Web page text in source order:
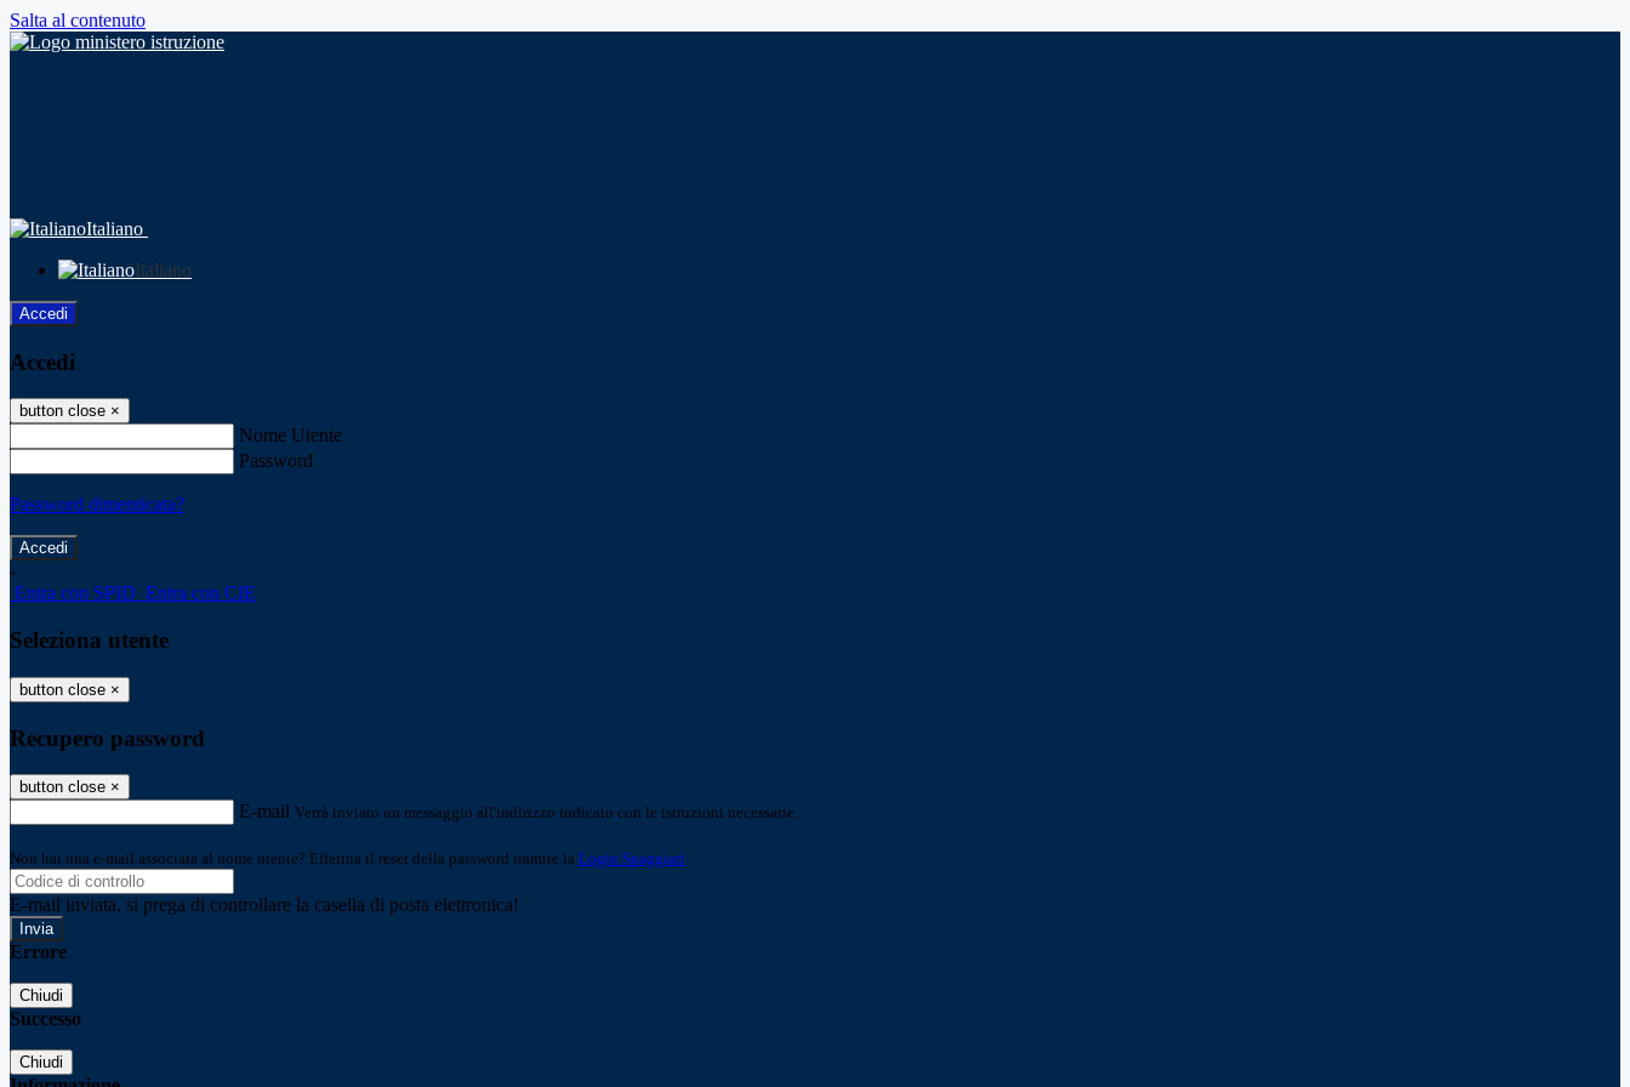
Salta al contenuto
Italiano
Italiano
Accedi
Accedi
button close ×
Nome Utente
Password
Password dimenticata?
-
Entra con SPID Entra con CIE
Seleziona utente
button close ×
Recupero password
button close ×
E-mail Verrà inviato un messaggio all'indirizzo indicato con le istruzioni necessarie.
Non hai una e-mail associata al nome utente? Effettua il reset della password tramite la Login Spaggiari
E-mail inviata, si prega di controllare la casella di posta elettronica!
Errore
Chiudi
Successo
Chiudi